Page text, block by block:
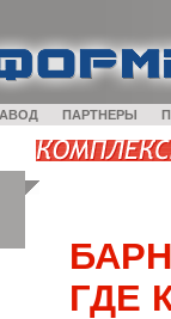
ПАРТНЕРЫ
ГДЕ